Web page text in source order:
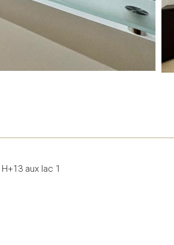
aux lac 1